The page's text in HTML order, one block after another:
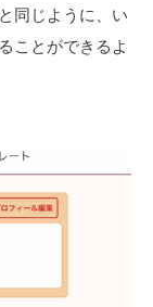
同じように、い
ことができるよ